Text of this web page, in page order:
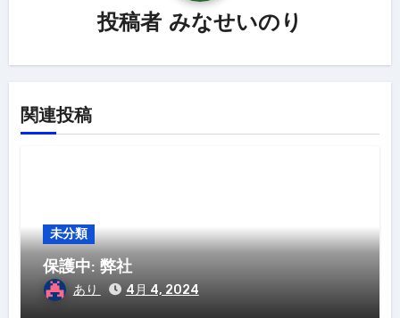
投稿者 みなせいのり
関連投稿
未分類
保護中: 弊社
あり 4月 4, 2024